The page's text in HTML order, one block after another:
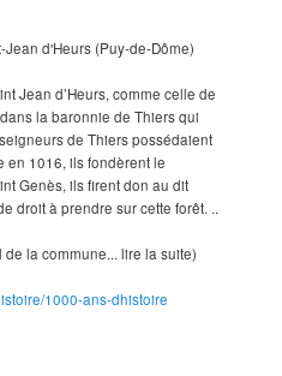
d'Heurs (Puy-de-Dôme)
Jean d’Heurs, comme celle de
la baronnie de Thiers qui
de Thiers possédaient
en 1016, ils fondèrent le
Genès, ils firent don au dit
droit à prendre sur cette forêt. ..
la commune... lire la suite)
1000-ans-dhistoire